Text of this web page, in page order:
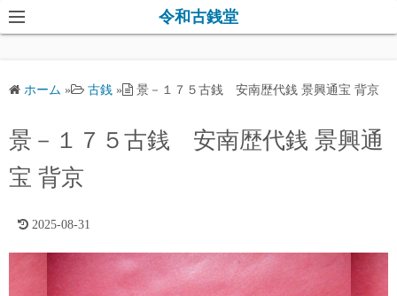
コ
ン
ス
キ
令和古銭堂
ホーム » 古銭 » 景－１７５古銭 安南歴代銭 景興通宝 背京
景－１７５古銭 安南歴代銭 景興通
宝 背京
2025-08-31